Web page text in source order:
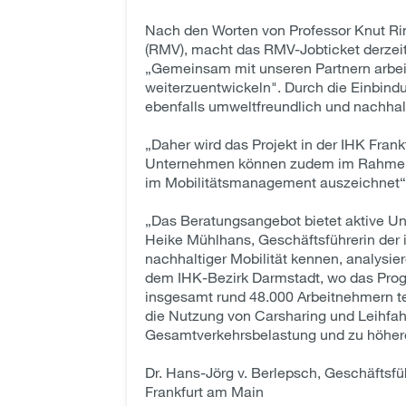
Nach den Worten von Professor Knut
(RMV), macht das RMV-Jobticket
„Gemeinsam mit unseren Partnern
weiterzuentwickeln". Durch die
ebenfalls umweltfreundlich und
„Daher wird das Projekt in der IHK
Unternehmen können zudem im
im Mobilitätsmanagement
„Das Beratungsangebot bietet aktive
Heike Mühlhans, Geschäftsführerin
nachhaltiger Mobilität kennen,
dem IHK-Bezirk Darmstadt, wo das
insgesamt rund 48.000 Arbeitnehmern
die Nutzung von Carsharing und
Gesamtverkehrsbelastung und zu
Dr. Hans-Jörg v. Berlepsch,
Frankfurt am Main